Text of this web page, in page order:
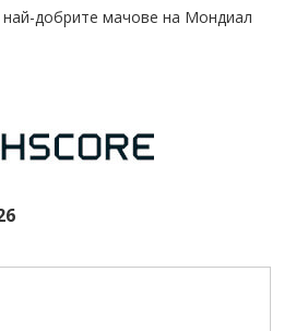
най-добрите мачове на Мондиал